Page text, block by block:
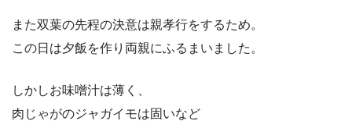
また双葉の先程の決意は親孝行をするため。
この日は夕飯を作り両親にふるまいました。
しかしお味噌汁は薄く、
肉じゃがのジャガイモは固いなど